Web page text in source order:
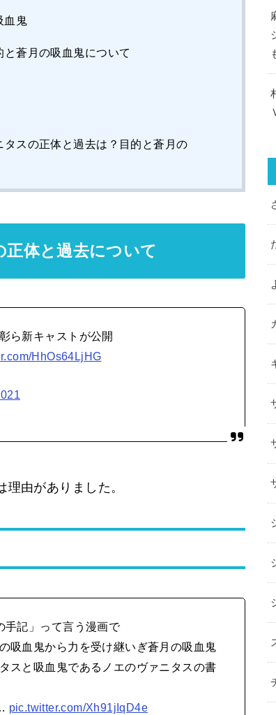
血鬼
蒼月の吸血鬼について
スの正体と過去は？目的と蒼月の
体と過去について
ら新キャストが公開
HhOs64LjHG
由がありました。
手記」って言う漫画で
吸血鬼から力を受け継いぎ蒼月の吸血鬼
スと吸血鬼であるノエのヴァニタスの書
pic.twitter.com/Xh91jIqD4e